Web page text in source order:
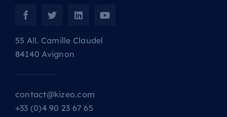
55 All. Camille Claudel
84140 Avignon
contact@kizeo.com
+33 (0)4 90 23 67 65